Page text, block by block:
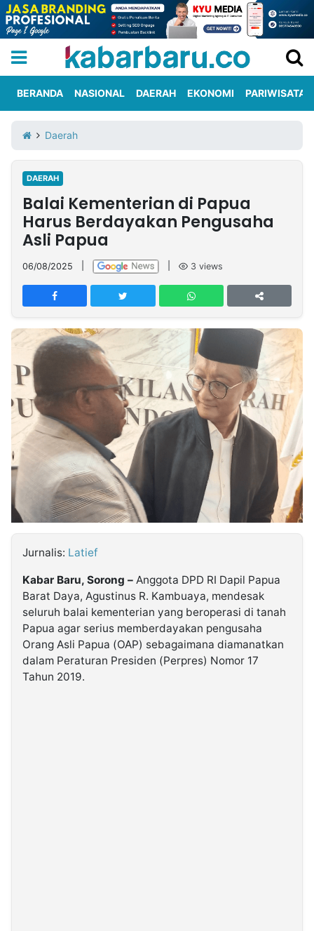
Iklan
Berita
Kami
Nasional
International
Olahraga
Entertainment
Daerah
Pariwisata
Kuliner
Kolom
Network
PT
TREETAN
INDONESIA
Partner
Insight
NTB
Suara
Time
Lens
IDN
Daily
Jogja
Jalan
Rakyat
Idealita
News
Kita
Notice
Dinamikapost.com
Radar
Baru
Seedbacklink
Follow
Kabarbaru.co
BERANDA NASIONAL DAERAH EKONOMI PARIWISATA
Daerah
DAERAH
Balai Kementerian di Papua
Harus Berdayakan Pengusaha
Asli Papua
06/08/2025 3 views
Jurnalis: Latief
Kabar Baru, Sorong – Anggota DPD RI Dapil Papua
Barat Daya, Agustinus R. Kambuaya, mendesak
seluruh balai kementerian yang beroperasi di tanah
Papua agar serius memberdayakan pengusaha
Orang Asli Papua (OAP) sebagaimana diamanatkan
dalam Peraturan Presiden (Perpres) Nomor 17
Tahun 2019.